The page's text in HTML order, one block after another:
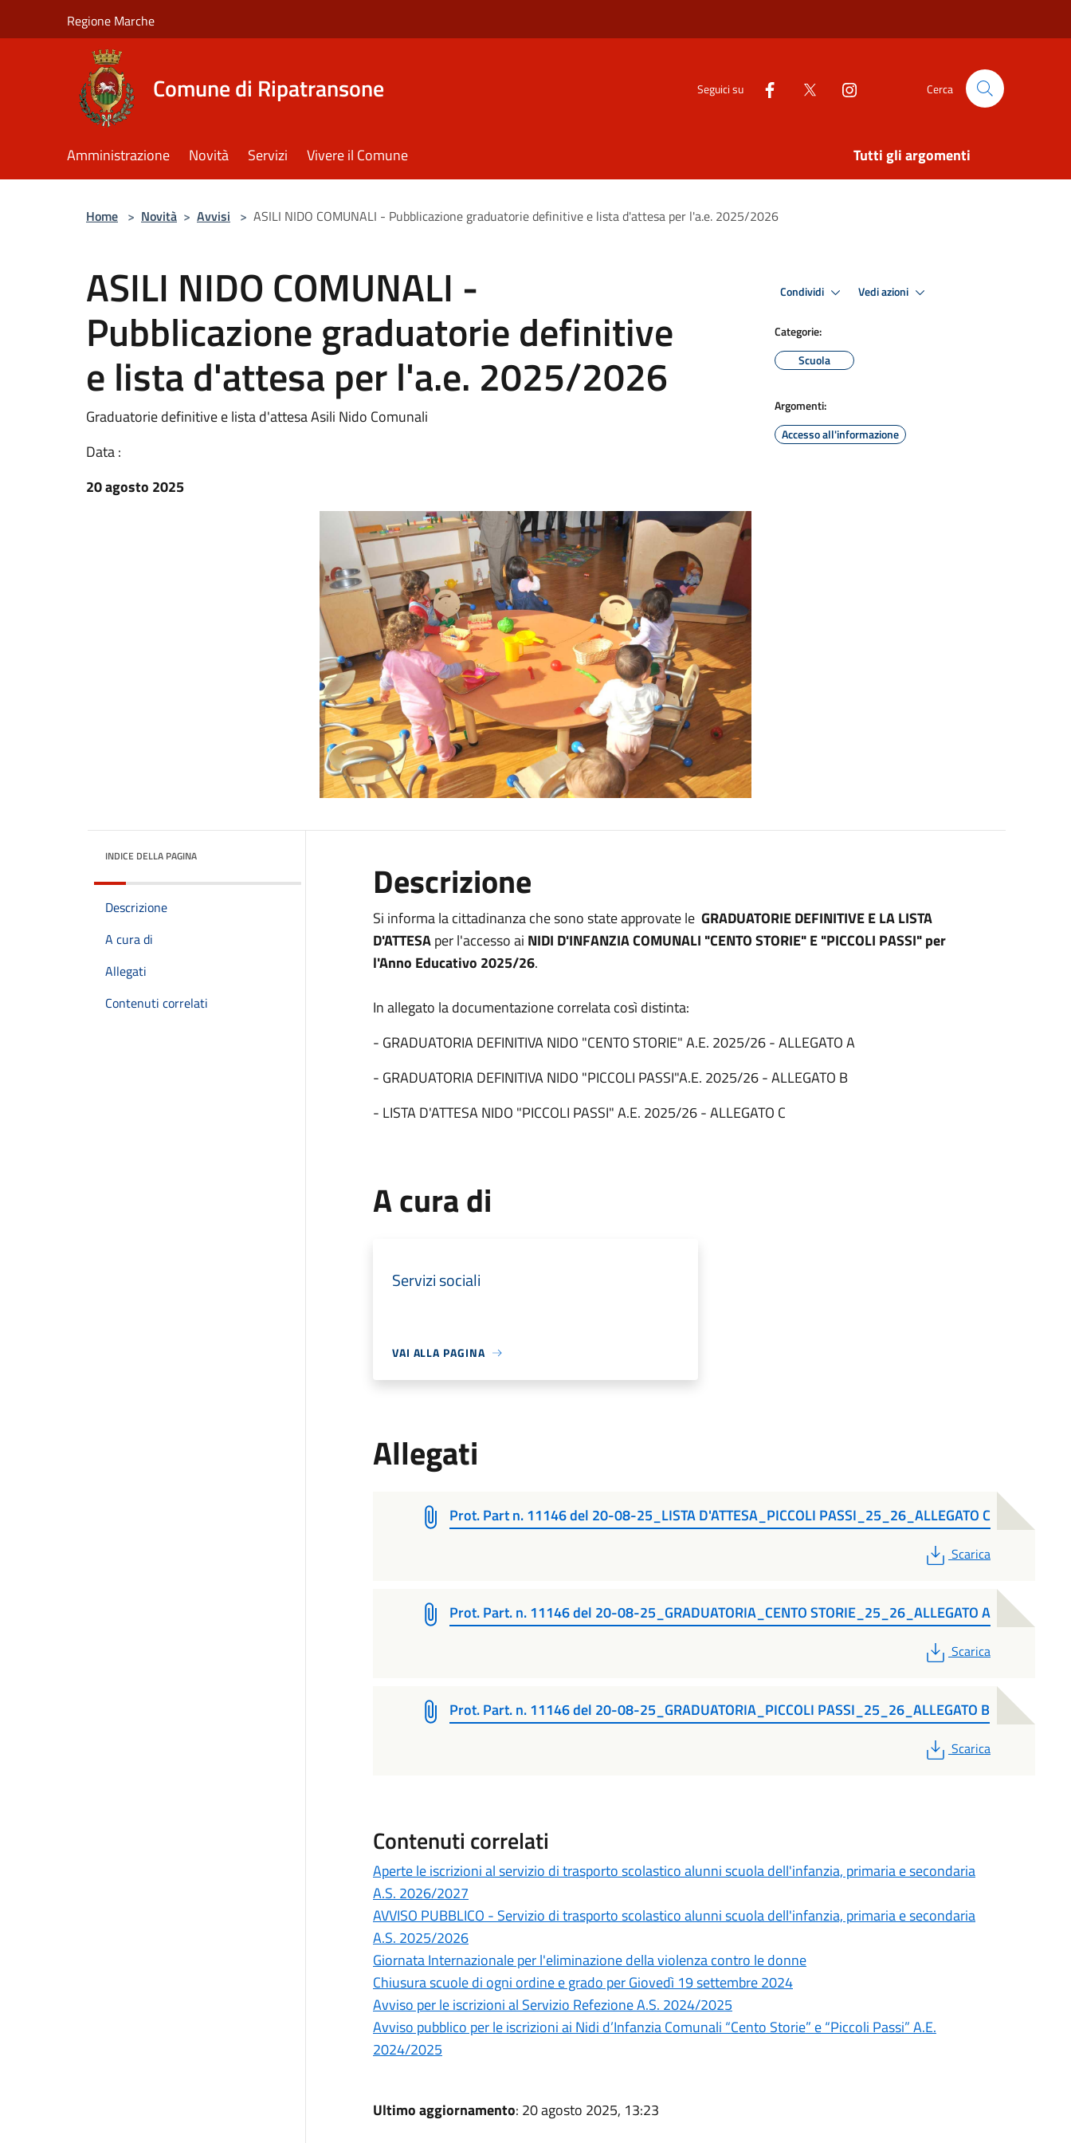
Regione Marche
Comune di Ripatransone Seguici su Cerca
Amministrazione Novità Servizi Vivere il Comune Tutti gli argomenti
Home > Novità > Avvisi > ASILI NIDO COMUNALI - Pubblicazione graduatorie definitive e lista d'attesa per l'a.e. 2025/2026
ASILI NIDO COMUNALI -
Pubblicazione graduatorie definitive
e lista d'attesa per l'a.e. 2025/2026
Graduatorie definitive e lista d'attesa Asili Nido Comunali
Data :
20 agosto 2025
Condividi Vedi azioni
Categorie:
Scuola
Argomenti:
Accesso all'informazione
INDICE DELLA PAGINA
Descrizione
A cura di
Allegati
Contenuti correlati
Descrizione
Si informa la cittadinanza che sono state approvate le GRADUATORIE DEFINITIVE E LA LISTA
D'ATTESAper l'accesso ai NIDI D'INFANZIA COMUNALI "CENTO STORIE" E "PICCOLI PASSI" per
l'Anno Educativo 2025/26.
In allegato la documentazione correlata così distinta:
- GRADUATORIA DEFINITIVA NIDO "CENTO STORIE" A.E. 2025/26 - ALLEGATO A
- GRADUATORIA DEFINITIVA NIDO "PICCOLI PASSI"A.E. 2025/26 - ALLEGATO B
- LISTA D'ATTESA NIDO "PICCOLI PASSI" A.E. 2025/26 - ALLEGATO C
A cura di
Servizi sociali
VAI ALLA PAGINA
Allegati
Prot. Part n. 11146 del 20-08-25_LISTA D'ATTESA_PICCOLI PASSI_25_26_ALLEGATO C
PDF
Scarica
Prot. Part. n. 11146 del 20-08-25_GRADUATORIA_CENTO STORIE_25_26_ALLEGATO A
PDF
Scarica
Prot. Part. n. 11146 del 20-08-25_GRADUATORIA_PICCOLI PASSI_25_26_ALLEGATO B
PDF
Scarica
Contenuti correlati
Aperte le iscrizioni al servizio di trasporto scolastico alunni scuola dell'infanzia, primaria e secondaria
A.S. 2026/2027
AVVISO PUBBLICO - Servizio di trasporto scolastico alunni scuola dell'infanzia, primaria e secondaria
A.S. 2025/2026
Giornata Internazionale per l'eliminazione della violenza contro le donne
Chiusura scuole di ogni ordine e grado per Giovedì 19 settembre 2024
Avviso per le iscrizioni al Servizio Refezione A.S. 2024/2025
Avviso pubblico per le iscrizioni ai Nidi d’Infanzia Comunali “Cento Storie” e “Piccoli Passi” A.E.
2024/2025
Ultimo aggiornamento: 20 agosto 2025, 13:23